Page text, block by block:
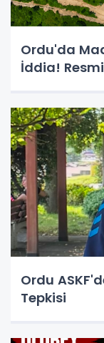
Ordu'da
İddia!
Ordu
Tepkisi